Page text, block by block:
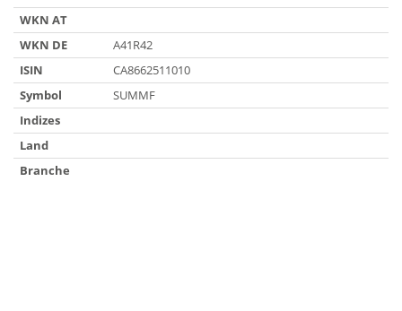
WKN AT
WKN DE
A41R42
ISIN
CA8662511010
Symbol
SUMMF
Indizes
Land
Branche